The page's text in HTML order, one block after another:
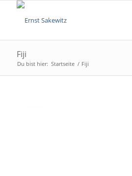
Fiji
Du bist hier: Startseite / Fiji